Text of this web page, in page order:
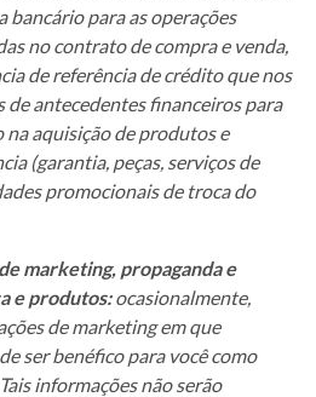
bancário para as operações
no contrato de compra e venda,
de referência de crédito que nos
de antecedentes financeiros para
aquisição de produtos e
(garantia, peças, serviços de
promocionais de troca do
marketing, propaganda e
e produtos:ocasionalmente,
de marketing em que
ser benéfico para você como
informações não serão